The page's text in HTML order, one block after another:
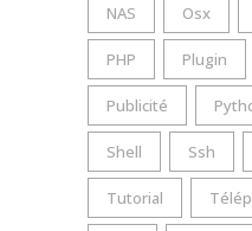
NAS Osx
PHP Plugin
Publicité
Shell Ssh
Tutorial